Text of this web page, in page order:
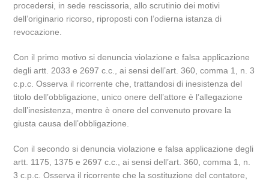
procedersi, in sede rescissoria, allo scrutinio dei motivi
dell’originario ricorso, riproposti con l’odierna istanza di
revocazione.
Con il primo motivo si denuncia violazione e falsa applicazione
degli artt. 2033 e 2697 c.c., ai sensi dell’art. 360, comma 1, n. 3
c.p.c. Osserva il ricorrente che, trattandosi di inesistenza del
titolo dell’obbligazione, unico onere dell’attore è l’allegazione
dell’inesistenza, mentre è onere del convenuto provare la
giusta causa dell’obbligazione.
Con il secondo si denuncia violazione e falsa applicazione degli
artt. 1175, 1375 e 2697 c.c., ai sensi dell’art. 360, comma 1, n.
3 c.p.c. Osserva il ricorrente che la sostituzione del contatore,